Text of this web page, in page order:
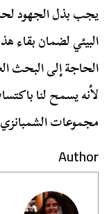
يجب بذل الجهود
البيئي لضمان بقاء
الحاجة إلى البحث
لأنه يسمح لنا
مجموعات
Author